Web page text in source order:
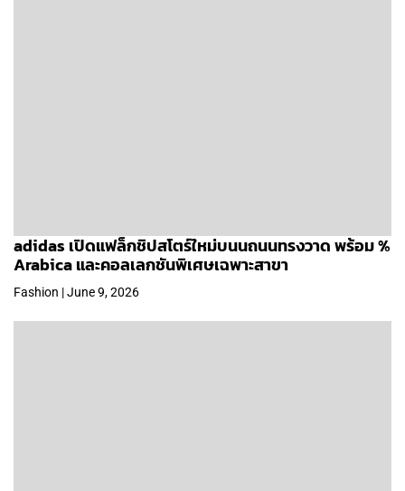
adidas เปิดแฟล็กชิปสโตร์ใหม่บนนถนนทรงวาด พร้อม %
Arabica และคอลเลกชันพิเศษเฉพาะสาขา
Fashion | June 9, 2026